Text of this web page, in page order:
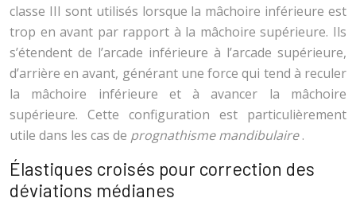
classe III sont utilisés lorsque la mâchoire inférieure est
trop en avant par rapport à la mâchoire supérieure. Ils
s’étendent de l’arcade inférieure à l’arcade supérieure,
d’arrière en avant, générant une force qui tend à reculer
la mâchoire inférieure et à avancer la mâchoire
supérieure. Cette configuration est particulièrement
utile dans les cas de prognathisme mandibulaire.
Élastiques croisés pour correction des
déviations médianes